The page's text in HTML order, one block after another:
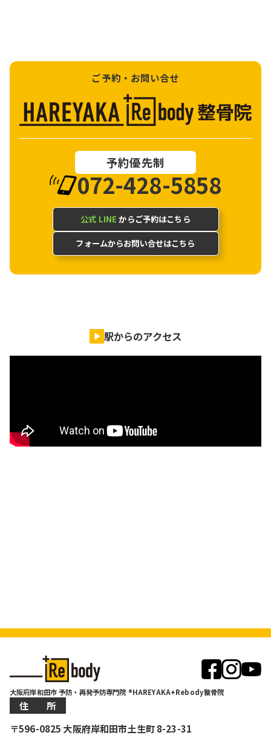
ご予約・お問い合せ
予約優先制
072-428-5858
公式 LINE からご予約はこちら
フォームからお問い合せはこちら
駅からのアクセス
大阪府岸和田市 予防・再発予防専門院 ®HAREYAKA+Rebody整骨院
住 所
〒596-0825 大阪府岸和田市土生町 8-23-31